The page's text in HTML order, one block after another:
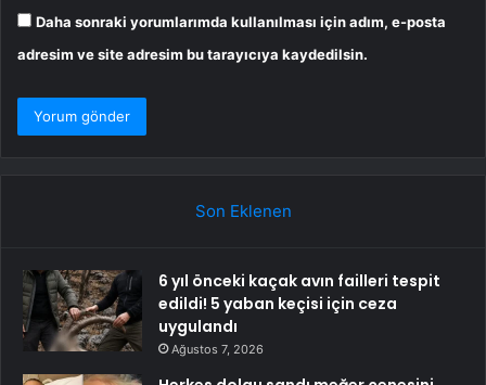
Daha sonraki yorumlarımda kullanılması için adım, e-posta
adresim ve site adresim bu tarayıcıya kaydedilsin.
Son Eklenen
6 yıl önceki kaçak avın failleri tespit
edildi! 5 yaban keçisi için ceza
uygulandı
Ağustos 7, 2026